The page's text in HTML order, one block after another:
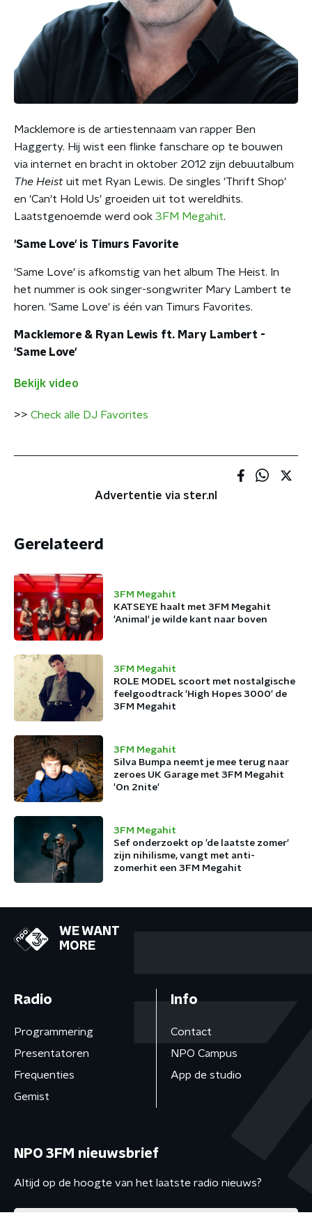
Macklemore is de artiestennaam van rapper Ben
Haggerty. Hij wist een flinke fanschare op te bouwen
via internet en bracht in oktober 2012 zijn debuutalbum
The Heist uit met Ryan Lewis. De singles 'Thrift Shop'
en 'Can't Hold Us' groeiden uit tot wereldhits.
Laatstgenoemde werd ook 3FM Megahit.
'Same Love' is Timurs Favorite
'Same Love' is afkomstig van het album The Heist. In
het nummer is ook singer-songwriter Mary Lambert te
horen. 'Same Love' is één van Timurs Favorites.
Macklemore & Ryan Lewis ft. Mary Lambert -
'Same Love'
Bekijk video
>> Check alle DJ Favorites
Advertentie via ster.nl
Gerelateerd
3FM Megahit
KATSEYE haalt met 3FM Megahit
'Animal' je wilde kant naar boven
3FM Megahit
ROLE MODEL scoort met nostalgische
feelgoodtrack 'High Hopes 3000' de
3FM Megahit
3FM Megahit
Silva Bumpa neemt je mee terug naar
zeroes UK Garage met 3FM Megahit
'On 2nite'
3FM Megahit
Sef onderzoekt op 'de laatste zomer'
zijn nihilisme, vangt met anti-
zomerhit een 3FM Megahit
WE WANT
MORE
Radio
Programmering
Presentatoren
Frequenties
Gemist
Info
Contact
NPO Campus
App de studio
NPO 3FM nieuwsbrief
Altijd op de hoogte van het laatste radio nieuws?